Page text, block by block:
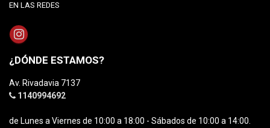
EN LAS REDES
¿DÓNDE ESTAMOS?
Av. Rivadavia 7137
1140994692
de Lunes a Viernes de 10:00 a 18:00 - Sábados de 10:00 a 14:00.